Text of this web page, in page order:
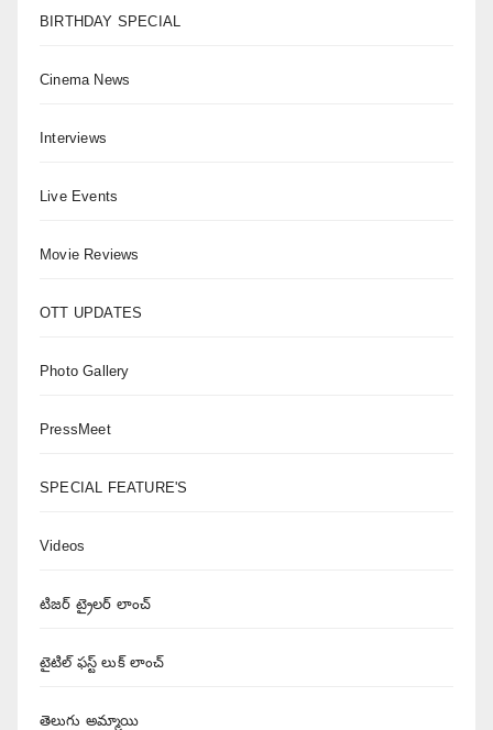
BIRTHDAY SPECIAL
Cinema News
Interviews
Live Events
Movie Reviews
OTT UPDATES
Photo Gallery
PressMeet
SPECIAL FEATURE'S
Videos
టిజర్ ట్రైలర్ లాంచ్
టైటిల్ ఫస్ట్ లుక్ లాంచ్
తెలుగు అమ్మాయి